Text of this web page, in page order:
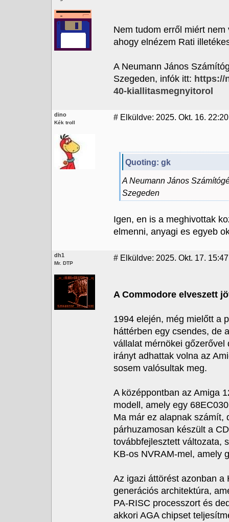
Nem tudom erről miért
ahogy elnézem Rati
A Neumann János
Szegeden, infók itt: https://
40-kiallitasmegnyitorol
dino
Kék troll
# Elküldve: 2025. Okt. 16. 22:20
Quoting: gk
A Neumann János
Szegeden
Igen, en is a meghivottak
elmenni, anyagi es egyeb
dh1
Mr. DTP
# Elküldve: 2025. Okt. 17.
A Commodore elveszett
1994 elején, még mielőtt a
háttérben egy csendes, de
vállalat mérnökei
irányt adhattak volna az
sosem valósultak meg.
A középpontban az Amiga
modell, amely egy
Ma már ez alapnak számít,
párhuzamosan készült a
továbbfejlesztett változata,
KB-os NVRAM-mel, amely
Az igazi áttörést azonban
generációs architektúra,
PA-RISC processzort és
akkori AGA chipset